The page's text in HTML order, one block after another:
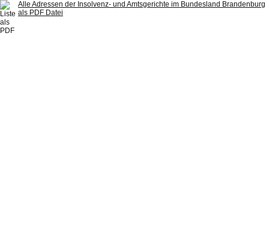
Alle Adressen der Insolvenz- und Amtsgerichte im Bundesland Brandenburg
als PDF Datei